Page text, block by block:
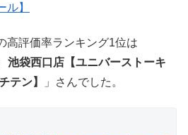
】
高評価率ランキング1位は
袋西口店【ユニバーストーキ
テン】
」さんでした。